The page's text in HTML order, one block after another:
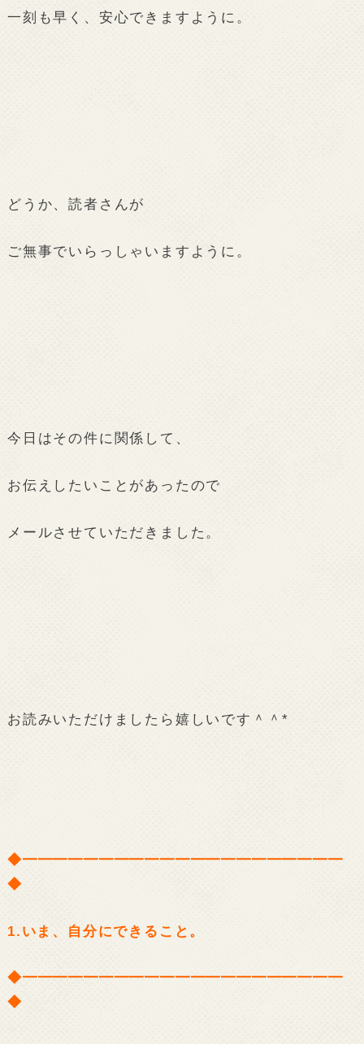
一刻も早く、安心できますように。
どうか、読者さんが
ご無事でいらっしゃいますように。
今日はその件に関係して、
お伝えしたいことがあったので
メールさせていただきました。
お読みいただけましたら嬉しいです＾＾*
◆━━━━━━━━━━━━━━━━━━━━━
◆
1.いま、自分にできること。
◆━━━━━━━━━━━━━━━━━━━━━
◆